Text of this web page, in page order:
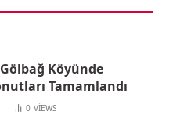
Köyünde
Tamamlandı
0 VIEWS